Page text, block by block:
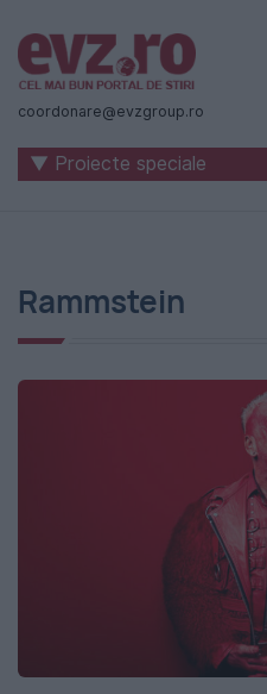
Știri
naționale
internaționale
-
Evenimentul
Zilei
coordonare@evzgroup.ro
▼ Proiecte speciale
Rammstein